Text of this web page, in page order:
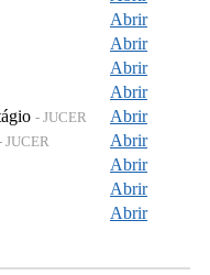
Abrir
Abrir
Abrir
Abrir
- JUCER
Abrir
JUCER
Abrir
Abrir
Abrir
Abrir